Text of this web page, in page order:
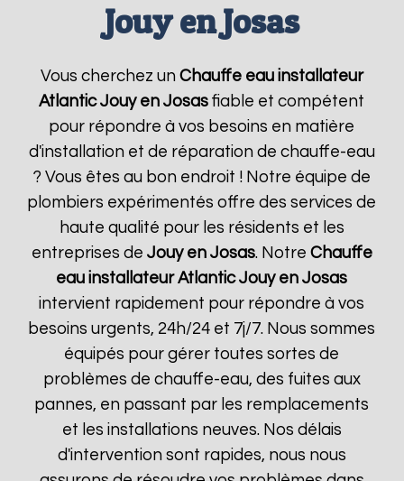
Jouy en Josas
Vous cherchez un Chauffe eau installateur
Atlantic Jouy en Josas fiable et compétent
pour répondre à vos besoins en matière
d'installation et de réparation de chauffe-eau
? Vous êtes au bon endroit ! Notre équipe de
plombiers expérimentés offre des services de
haute qualité pour les résidents et les
entreprises de Jouy en Josas. Notre Chauffe
eau installateur Atlantic Jouy en Josas
intervient rapidement pour répondre à vos
besoins urgents, 24h/24 et 7j/7. Nous sommes
équipés pour gérer toutes sortes de
problèmes de chauffe-eau, des fuites aux
pannes, en passant par les remplacements
et les installations neuves. Nos délais
d'intervention sont rapides, nous nous